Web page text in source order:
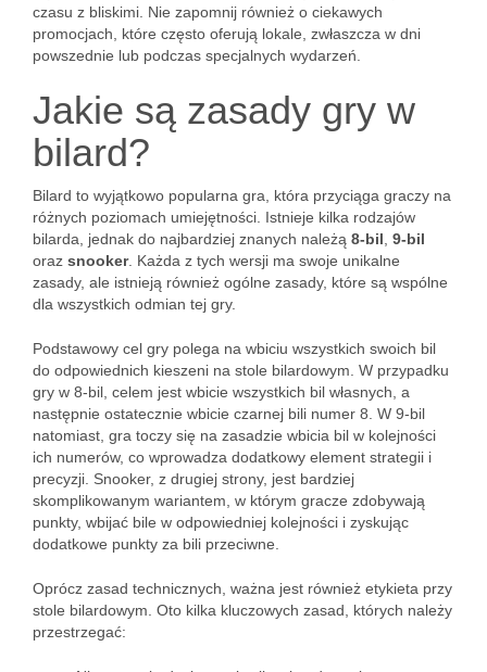
czasu z bliskimi. Nie zapomnij również o ciekawych
promocjach, które często oferują lokale, zwłaszcza w dni
powszednie lub podczas specjalnych wydarzeń.
Jakie są zasady gry w
bilard?
Bilard to wyjątkowo popularna gra, która przyciąga graczy na
różnych poziomach umiejętności. Istnieje kilka rodzajów
bilarda, jednak do najbardziej znanych należą 8-bil 9-bil
oraz snooker. Każda z tych wersji ma swoje unikalne
zasady, ale istnieją również ogólne zasady, które są wspólne
dla wszystkich odmian tej gry.
Podstawowy cel gry polega na wbiciu wszystkich swoich bil
do odpowiednich kieszeni na stole bilardowym. W przypadku
gry w 8-bil, celem jest wbicie wszystkich bil własnych, a
następnie ostatecznie wbicie czarnej bili numer 8. W 9-bil
natomiast, gra toczy się na zasadzie wbicia bil w kolejności
ich numerów, co wprowadza dodatkowy element strategii i
precyzji. Snooker, z drugiej strony, jest bardziej
skomplikowanym wariantem, w którym gracze zdobywają
punkty, wbijać bile w odpowiedniej kolejności i zyskując
dodatkowe punkty za bili przeciwne.
Oprócz zasad technicznych, ważna jest również etykieta przy
stole bilardowym. Oto kilka kluczowych zasad, których należy
przestrzegać: